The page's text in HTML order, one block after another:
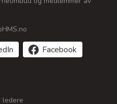
Facebook
ledere